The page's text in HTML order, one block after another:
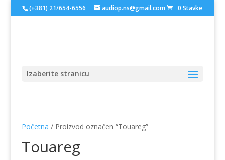
(+381) 21/654-6556 audiop.ns@gmail.com 0 Stavke
Izaberite stranicu
Početna / Proizvod označen “Touareg”
Touareg